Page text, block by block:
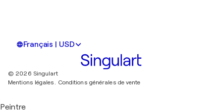
Français | USD
© 2026 Singulart
Mentions légales.
Conditions générales de vente
Peintre